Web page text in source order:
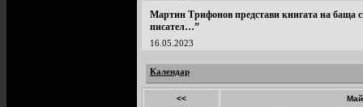
Мартин Трифонов представи книгата на баща
писател…”
16.05.2023
Календар
<<